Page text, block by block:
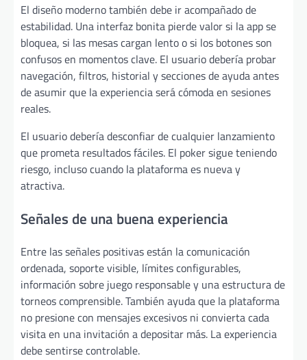
El diseño moderno también debe ir acompañado de
estabilidad. Una interfaz bonita pierde valor si la app se
bloquea, si las mesas cargan lento o si los botones son
confusos en momentos clave. El usuario debería probar
navegación, filtros, historial y secciones de ayuda antes
de asumir que la experiencia será cómoda en sesiones
reales.
El usuario debería desconfiar de cualquier lanzamiento
que prometa resultados fáciles. El poker sigue teniendo
riesgo, incluso cuando la plataforma es nueva y
atractiva.
Señales de una buena experiencia
Entre las señales positivas están la comunicación
ordenada, soporte visible, límites configurables,
información sobre juego responsable y una estructura de
torneos comprensible. También ayuda que la plataforma
no presione con mensajes excesivos ni convierta cada
visita en una invitación a depositar más. La experiencia
debe sentirse controlable.